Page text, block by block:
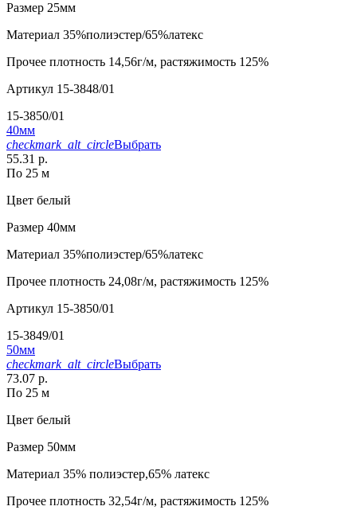
Размер 25мм
Материал 35%полиэстер/65%латекс
Прочее плотность 14,56г/м, растяжимость 125%
Артикул 15-3848/01
15-3850/01
40мм
checkmark_alt_circleВыбрать
55.31 р.
По 25 м
Цвет белый
Размер 40мм
Материал 35%полиэстер/65%латекс
Прочее плотность 24,08г/м, растяжимость 125%
Артикул 15-3850/01
15-3849/01
50мм
checkmark_alt_circleВыбрать
73.07 р.
По 25 м
Цвет белый
Размер 50мм
Материал 35% полиэстер,65% латекс
Прочее плотность 32,54г/м, растяжимость 125%